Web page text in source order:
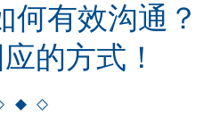
何有效沟通？
的方式！